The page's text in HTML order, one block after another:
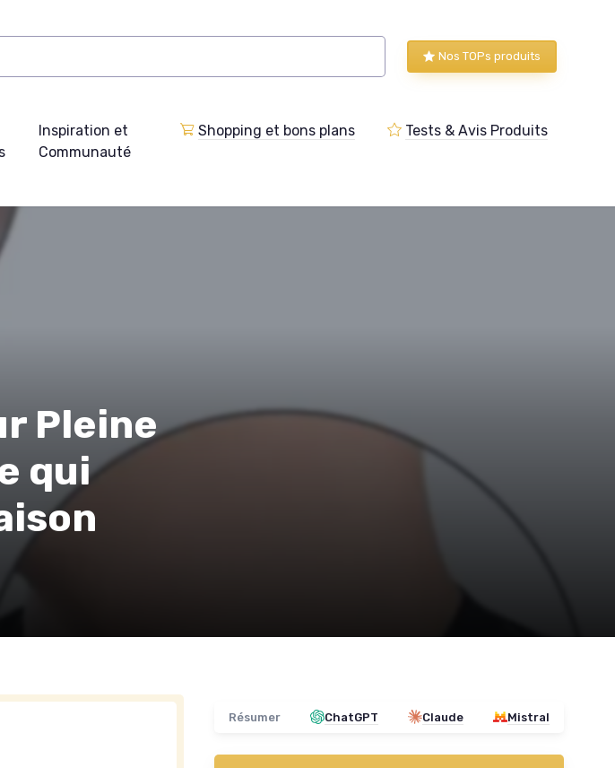
Nos TOPs produits
Inspiration et
Communauté
Shopping et bons plans Tests & Avis Produits
Pleine
qui
Résumer ChatGPT Claude Mistral